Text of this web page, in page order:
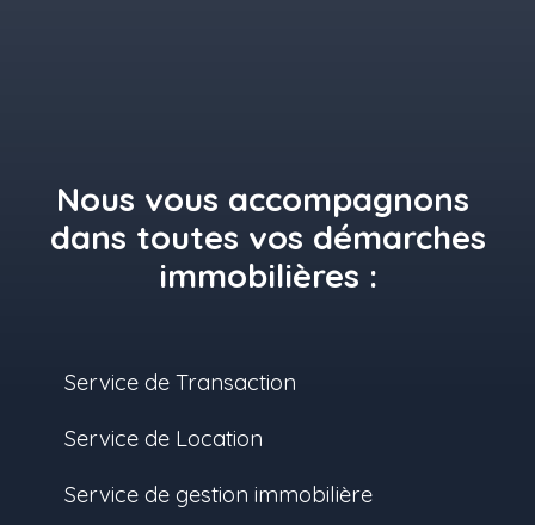
Nous vous accompagnons
dans toutes vos démarches
immobilières :
Service de Transaction
Service de Location
Service de gestion immobilière